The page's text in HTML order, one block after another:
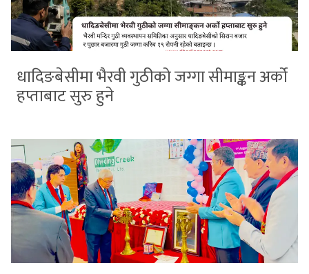
धादिङबेसीमा भैरवी गुठीको जग्गा सीमाङ्कन अर्को
हप्ताबाट सुरु हुने